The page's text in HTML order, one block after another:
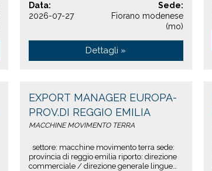
Data:
2026-07-27
Sede:
Fiorano modenese
(mo)
Dettagli »
EXPORT MANAGER EUROPA-
PROV.DI REGGIO EMILIA
MACCHINE MOVIMENTO TERRA
settore: macchine movimento terra sede:
provincia di reggio emilia riporto: direzione
commerciale / direzione generale lingue